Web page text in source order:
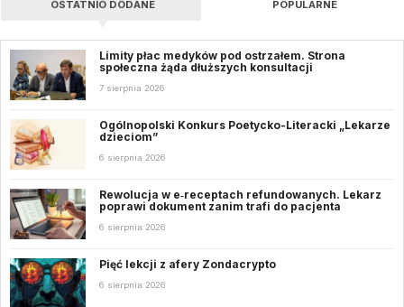
OSTATNIO DODANE POPULARNE
Limity płac medyków pod ostrzałem. Strona
społeczna żąda dłuższych konsultacji
7 sierpnia 2026
Ogólnopolski Konkurs Poetycko-Literacki „Lekarze
dzieciom”
6 sierpnia 2026
Rewolucja w e‑receptach refundowanych. Lekarz
poprawi dokument zanim trafi do pacjenta
6 sierpnia 2026
Pięć lekcji z afery Zondacrypto
6 sierpnia 2026